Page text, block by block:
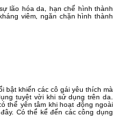
lão hóa da, hạn chế hình thành
viêm, ngăn chặn hình thành
bật khiến các cô gái yêu thích mà
tuyệt vời khi sử dụng trên da.
thể yên tâm khi hoạt động ngoài
Có thể kể đến các công dụng